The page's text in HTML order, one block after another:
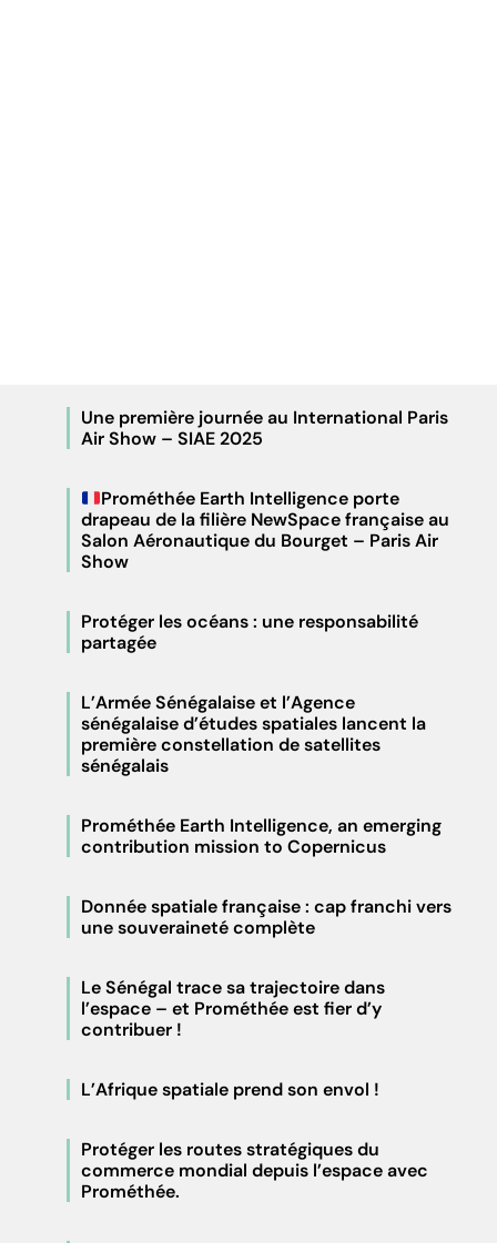
Une première journée au International Paris
Air Show – SIAE 2025
Prométhée Earth Intelligence porte
drapeau de la filière NewSpace française au
Salon Aéronautique du Bourget – Paris Air
Show
Protéger les océans : une responsabilité
partagée
L’Armée Sénégalaise et l’Agence
sénégalaise d’études spatiales lancent la
première constellation de satellites
sénégalais
Prométhée Earth Intelligence, an emerging
contribution mission to Copernicus
Donnée spatiale française : cap franchi vers
une souveraineté complète
Le Sénégal trace sa trajectoire dans
l’espace – et Prométhée est fier d’y
contribuer !
L’Afrique spatiale prend son envol !
Protéger les routes stratégiques du
commerce mondial depuis l’espace avec
Prométhée.